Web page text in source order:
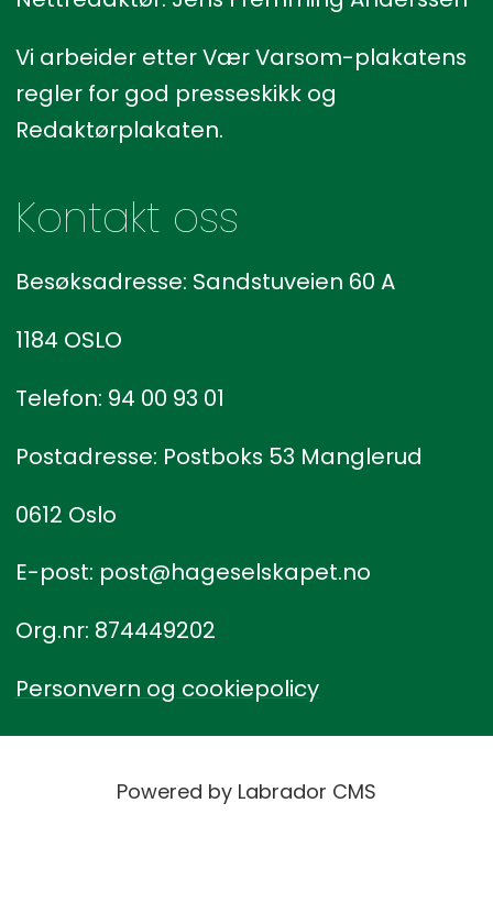
Vi arbeider etter Vær Varsom-plakatens
regler for god presseskikk og
Redaktørplakaten.
Kontakt oss
Besøksadresse: Sandstuveien 60 A
1184 OSLO
Telefon: 94 00 93 01
Postadresse: Postboks 53 Manglerud
0612 Oslo
E-post: post@hageselskapet.no
Org.nr: 874449202
Personvern og cookiepolicy
Powered by Labrador CMS